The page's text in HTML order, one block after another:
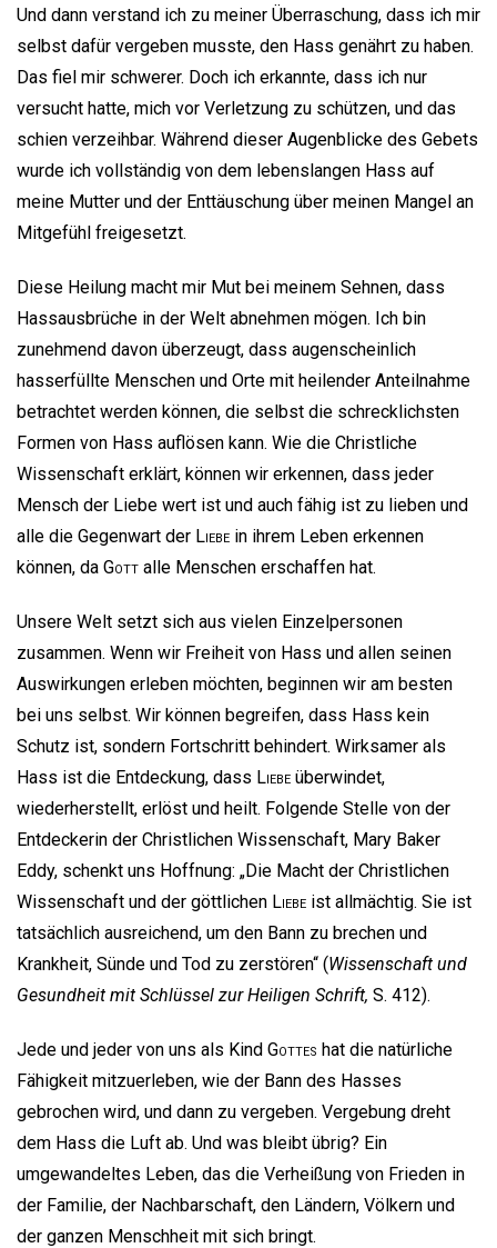
Und dann verstand ich zu meiner Überraschung, dass ich mir
selbst dafür vergeben musste, den Hass genährt zu haben.
Das fiel mir schwerer. Doch ich erkannte, dass ich nur
versucht hatte, mich vor Verletzung zu schützen, und das
schien verzeihbar. Während dieser Augenblicke des Gebets
wurde ich vollständig von dem lebenslangen Hass auf
meine Mutter und der Enttäuschung über meinen Mangel an
Mitgefühl freigesetzt.
Diese Heilung macht mir Mut bei meinem Sehnen, dass
Hassausbrüche in der Welt abnehmen mögen. Ich bin
zunehmend davon überzeugt, dass augenscheinlich
hasserfüllte Menschen und Orte mit heilender Anteilnahme
betrachtet werden können, die selbst die schrecklichsten
Formen von Hass auflösen kann. Wie die Christliche
Wissenschaft erklärt, können wir erkennen, dass jeder
Mensch der Liebe wert ist und auch fähig ist zu lieben und
alle die Gegenwart der Liebe in ihrem Leben erkennen
können, da Gott alle Menschen erschaffen hat.
Unsere Welt setzt sich aus vielen Einzelpersonen
zusammen. Wenn wir Freiheit von Hass und allen seinen
Auswirkungen erleben möchten, beginnen wir am besten
bei uns selbst. Wir können begreifen, dass Hass kein
Schutz ist, sondern Fortschritt behindert. Wirksamer als
Hass ist die Entdeckung, dass Liebe überwindet,
wiederherstellt, erlöst und heilt. Folgende Stelle von der
Entdeckerin der Christlichen Wissenschaft, Mary Baker
Eddy, schenkt uns Hoffnung: „Die Macht der Christlichen
Wissenschaft und der göttlichen Liebe ist allmächtig. Sie ist
tatsächlich ausreichend, um den Bann zu brechen und
Krankheit, Sünde und Tod zu zerstören“ (Wissenschaft und
Gesundheit mit Schlüssel zur Heiligen Schrift, S. 412).
Jede und jeder von uns als Kind Gottes hat die natürliche
Fähigkeit mitzuerleben, wie der Bann des Hasses
gebrochen wird, und dann zu vergeben. Vergebung dreht
dem Hass die Luft ab. Und was bleibt übrig? Ein
umgewandeltes Leben, das die Verheißung von Frieden in
der Familie, der Nachbarschaft, den Ländern, Völkern und
der ganzen Menschheit mit sich bringt.